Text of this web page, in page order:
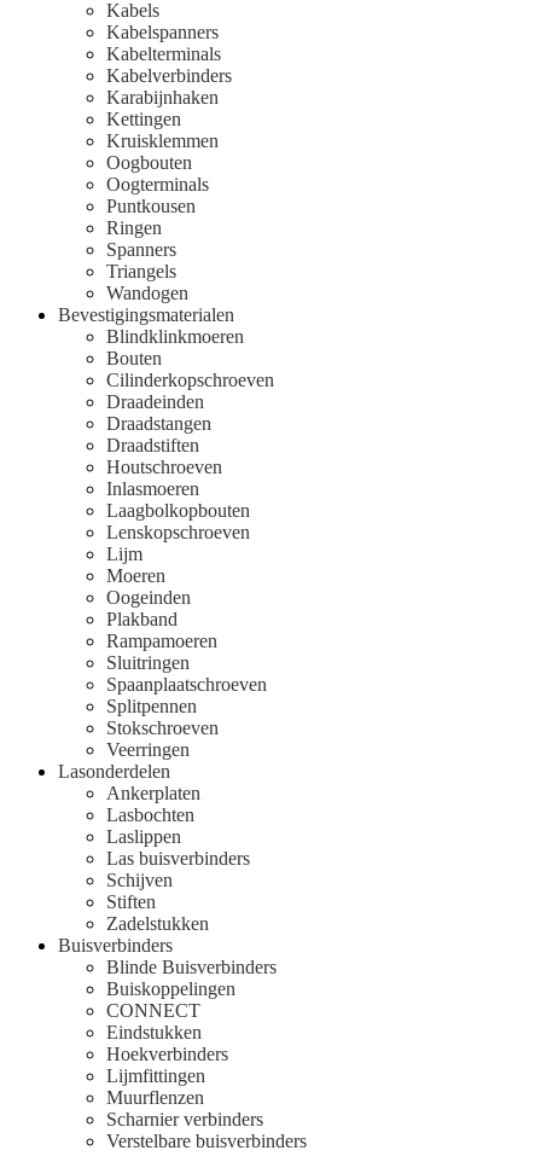
Kabels
Kabelspanners
Kabelterminals
Kabelverbinders
Karabijnhaken
Kettingen
Kruisklemmen
Oogbouten
Oogterminals
Puntkousen
Ringen
Spanners
Triangels
Wandogen
Bevestigingsmaterialen
Blindklinkmoeren
Bouten
Cilinderkopschroeven
Draadeinden
Draadstangen
Draadstiften
Houtschroeven
Inlasmoeren
Laagbolkopbouten
Lenskopschroeven
Lijm
Moeren
Oogeinden
Plakband
Rampamoeren
Sluitringen
Spaanplaatschroeven
Splitpennen
Stokschroeven
Veerringen
Lasonderdelen
Ankerplaten
Lasbochten
Laslippen
Las buisverbinders
Schijven
Stiften
Zadelstukken
Buisverbinders
Blinde Buisverbinders
Buiskoppelingen
CONNECT
Eindstukken
Hoekverbinders
Lijmfittingen
Muurflenzen
Scharnier verbinders
Verstelbare buisverbinders